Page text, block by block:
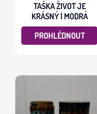
TAŠKA ŽIVOT JE
KRÁSNÝ | MODRÁ
PROHLÉDNOUT